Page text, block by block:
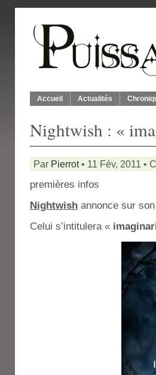
Accueil Actualités
Nightwish : «
Par Pierrot• 11 Fév, 2011 •
premières infos
Nightwish annonce sur
Celui s’intitulera «